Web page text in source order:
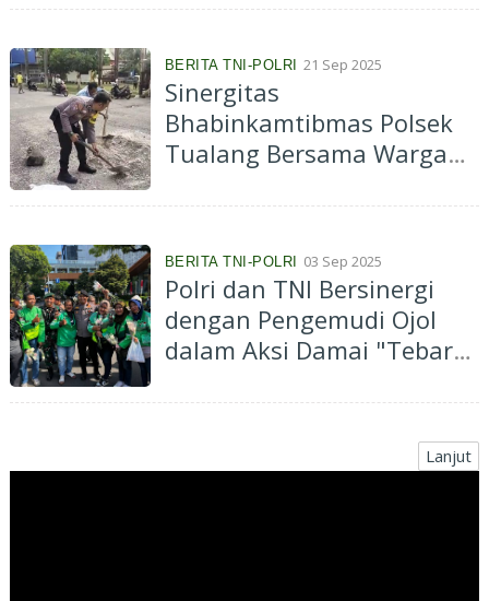
BERITA TNI-POLRI 21 Sep 2025
Sinergitas
Bhabinkamtibmas Polsek
Tualang Bersama Warga
BERITA TNI-POLRI 03 Sep 2025
Polri dan TNI Bersinergi
dengan Pengemudi Ojol
dalam Aksi Damai "Tebar
Lanjut